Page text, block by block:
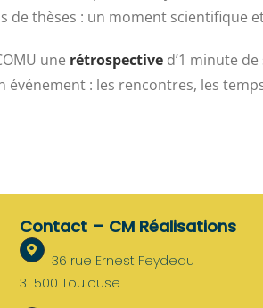
thèses : un moment scientifique
une rétrospective d’1 minute
: les rencontres, les
Contact – CM Réalisations
36 rue Ernest Feydeau
31 500 Toulouse